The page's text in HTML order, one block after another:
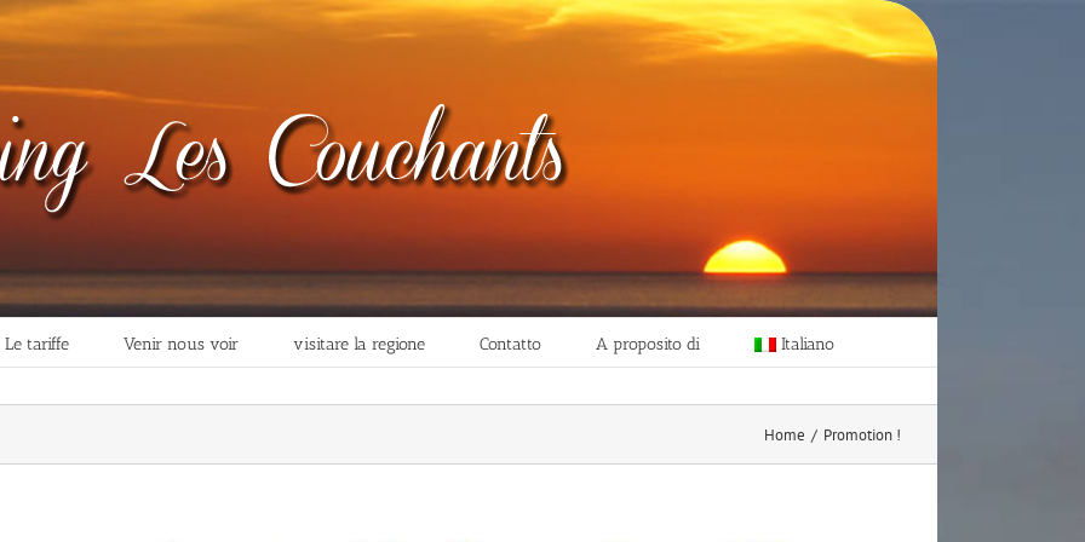
Le tariffe Venir nous voir visitare la regione Contatto A proposito di Italiano
Home / Promotion !